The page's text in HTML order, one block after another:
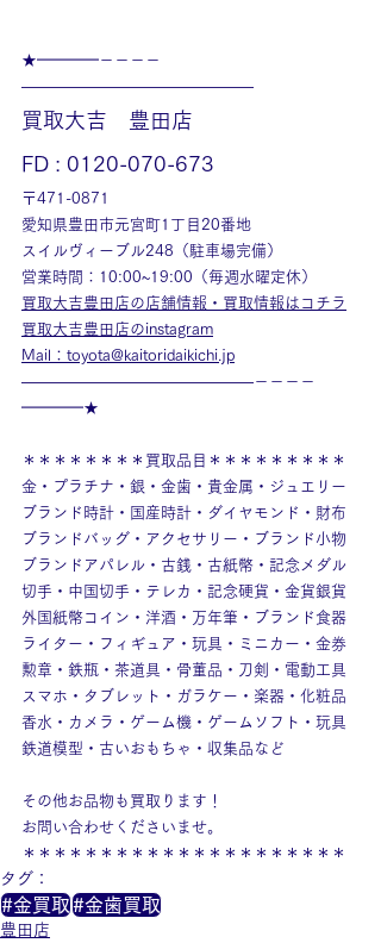
★━━━━－－－－
———————————————
買取大吉　豊田店
FD : 0120-070-673
〒471-0871
愛知県豊田市元宮町1丁目20番地
スイルヴィーブル248（駐車場完備）
営業時間：10:00~19:00（毎週水曜定休）
買取大吉豊田店の店舗情報・買取情報はコチラ
買取大吉豊田店のinstagram
Mail：toyota@kaitoridaikichi.jp
———————————————－－－－
━━━━★
＊＊＊＊＊＊＊＊買取品目＊＊＊＊＊＊＊＊＊
金・プラチナ・銀・金歯・貴金属・ジュエリー
ブランド時計・国産時計・ダイヤモンド・財布
ブランドバッグ・アクセサリー・ブランド小物
ブランドアパレル・古銭・古紙幣・記念メダル
切手・中国切手・テレカ・記念硬貨・金貨銀貨
外国紙幣コイン・洋酒・万年筆・ブランド食器
ライター・フィギュア・玩具・ミニカー・金券
勲章・鉄瓶・茶道具・骨董品・刀剣・電動工具
スマホ・タブレット・ガラケー・楽器・化粧品
香水・カメラ・ゲーム機・ゲームソフト・玩具
鉄道模型・古いおもちゃ・収集品など
その他お品物も買取ります！
お問い合わせくださいませ。
＊＊＊＊＊＊＊＊＊＊＊＊＊＊＊＊＊＊＊＊＊
タグ：
#金買取#金歯買取
豊田店